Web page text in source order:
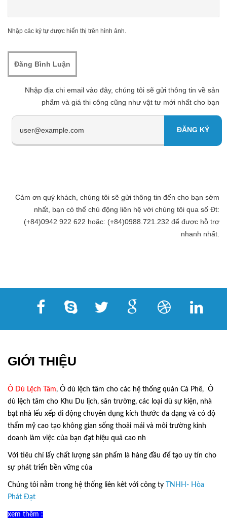
Nhập các ký tự được hiển thị trên hình ảnh.
Nhập địa chi email vào đây, chúng tôi sẽ gửi thông tin về sản
phẩm và giá thi công cũng như vật tư mới nhất cho bạn
Cảm ơn quý khách, chúng tôi sẽ gửi thông tin đến cho bạn sớm
nhất, bạn có thể chủ động liên hệ với chúng tôi qua số Đt:
(+84)0942 922 622 hoặc: (+84)0988.721.232 để được hỗ trợ
nhanh nhất.
GIỚI THIỆU
Ô Dù Lệch Tâm, Ô dù lệch tâm cho các hệ thống quán Cà Phê, Ô
dù lệch tâm cho Khu Du lịch, sân trường, các loại dù sự kiện, nhà
bạt nhà lếu xếp di động chuyên dụng kích thước đa dạng và có độ
thẩm mỹ cao tạo không gian sống thoải mái và môi trường kinh
doanh làm việc của bạn đạt hiệu quả cao nh
Với tiêu chí lấy chất lượng sản phẩm là hàng đầu để tạo uy tín cho
sự phát triển bền vững của
Chúng tôi nằm trong hệ thống liên kêt với công ty TNHH- Hòa
Phát Đạt
xem thêm :